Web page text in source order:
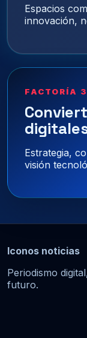
Espacios
innovación,
FACTORÍA
Estrategia,
visión
Iconos noticias
Periodismo
futuro.